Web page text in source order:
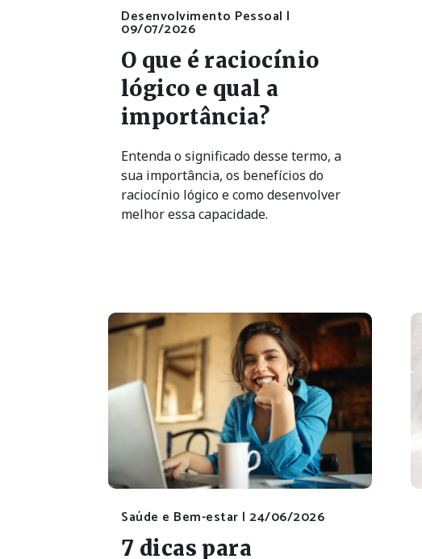
O que é raciocínio
lógico e qual a
importância?
Entenda o significado desse termo, a
raciocínio lógico e como desenvolver
melhor essa capacidade.
Saúde e Bem-estar | 24/06/2026
7 dicas para
aumentar sua